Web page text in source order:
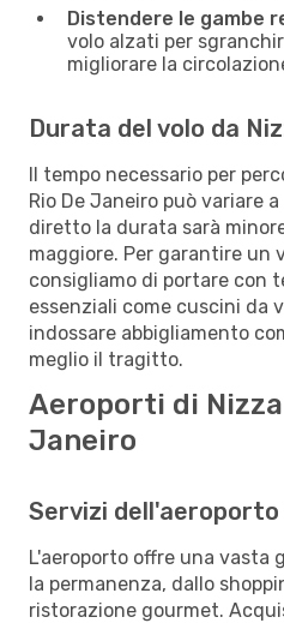
Distendere le gambe
volo alzati per
migliorare la
Durata del volo da
Il tempo necessario per
Rio De Janeiro può variare
diretto la durata sarà
maggiore. Per garantire un
consigliamo di portare con
essenziali come cuscini da
indossare abbigliamento
meglio il tragitto.
Aeroporti di Nizza
Janeiro
Servizi dell'aeroporto
L'aeroporto offre una vasta
la permanenza, dallo
ristorazione gourmet.